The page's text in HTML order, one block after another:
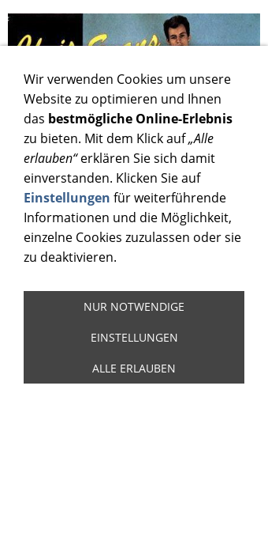
Chris Evans - Bouc Boogie / Rockabilly
Wir verwenden Cookies um unsere
Website zu optimieren und Ihnen
das bestmögliche Online-Erlebnis
zu bieten. Mit dem Klick auf„Alle
erlauben“erklären Sie sich damit
einverstanden. Klicken Sie auf
Einstellungen für weiterführende
Informationen und die Möglichkeit,
einzelne Cookies zuzulassen oder sie
zu deaktivieren.
NUR NOTWENDIGE
EINSTELLUNGEN
ALLE ERLAUBEN